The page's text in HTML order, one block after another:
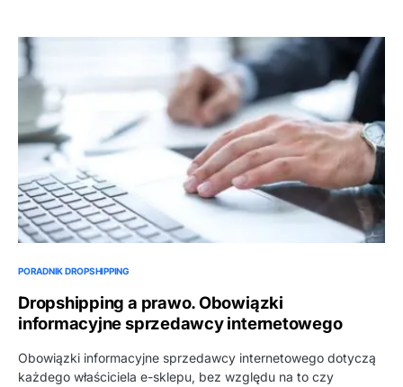
PORADNIK DROPSHIPPING
Dropshipping a prawo. Obowiązki
informacyjne sprzedawcy internetowego
Obowiązki informacyjne sprzedawcy internetowego dotyczą
każdego właściciela e-sklepu, bez względu na to czy